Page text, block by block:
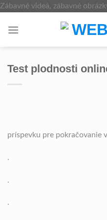
Zábavné videá, zábavné
Test plodnosti
príspevku pre pokračovanie
.
.
.